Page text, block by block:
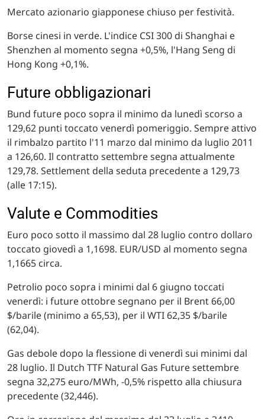
Mercato azionario giapponese chiuso per festività.
Borse cinesi in verde. L'indice CSI 300 di Shanghai e
Shenzhen al momento segna +0,5%, l'Hang Seng di
Hong Kong +0,1%.
Future obbligazionari
Bund future poco sopra il minimo da lunedì scorso a
129,62 punti toccato venerdì pomeriggio. Sempre attivo
il rimbalzo partito l'11 marzo dal minimo da luglio 2011
a 126,60. Il contratto settembre segna attualmente
129,78. Settlement della seduta precedente a 129,73
(alle 17:15).
Valute e Commodities
Euro poco sotto il massimo dal 28 luglio contro dollaro
toccato giovedì a 1,1698. EUR/USD al momento segna
1,1665 circa.
Petrolio poco sopra i minimi dal 6 giugno toccati
venerdì: i future ottobre segnano per il Brent 66,00
$/barile (minimo a 65,53), per il WTI 62,35 $/barile
(62,04).
Gas debole dopo la flessione di venerdì sui minimi dal
28 luglio. Il Dutch TTF Natural Gas Future settembre
segna 32,275 euro/MWh, -0,5% rispetto alla chiusura
precedente (32,446).